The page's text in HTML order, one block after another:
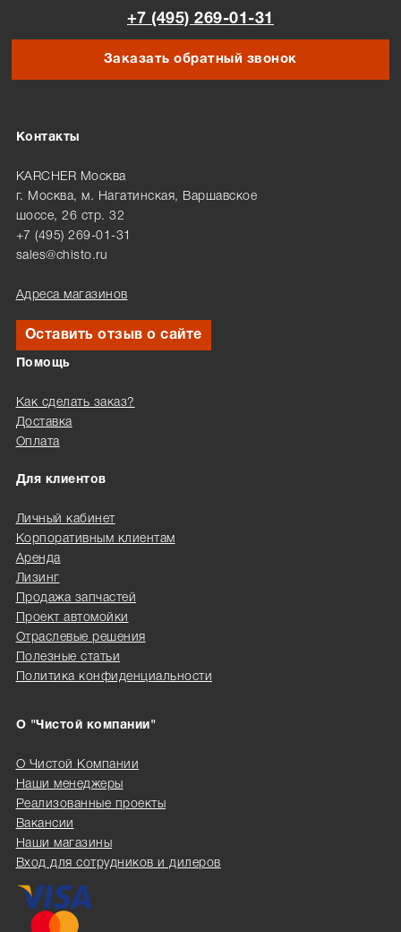
+7 (495) 269-01-31
Заказать обратный звонок
Контакты
KARCHER Москва
г. Москва, м. Нагатинская, Варшавское
шоссе, 26 стр. 32
+7 (495) 269-01-31
sales@chisto.ru
Адреса магазинов
Оставить отзыв о сайте
Помощь
Как сделать заказ?
Доставка
Оплата
Для клиентов
Личный кабинет
Корпоративным клиентам
Аренда
Лизинг
Продажа запчастей
Проект автомойки
Отраслевые решения
Полезные статьи
Политика конфиденциальности
О "Чистой компании"
О Чистой Компании
Наши менеджеры
Реализованные проекты
Вакансии
Наши магазины
Вход для сотрудников и дилеров